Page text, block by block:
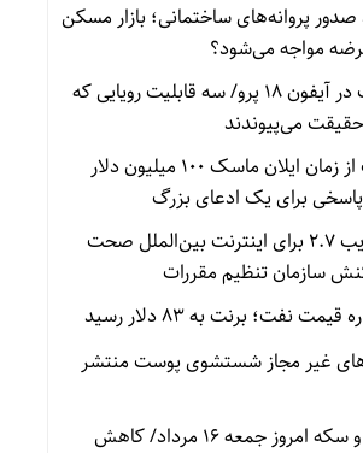
پروانه‌های ساختمانی؛ بازار مسکن
مواجه می‌شود؟
تحول بزرگ در آیفون ۱۸ پرو/ سه قابلیت رویایی که
حقیقت می‌پیوندند
یک ساعت از زمان ایلان ماسک ۱۰۰ میلیون دلار
برای یک ادعای بزرگ
اعمال ضریب ۲.۷ برای اینترنت بین‌الملل صحت
سازمان تنظیم مقررات
نفت؛ برنت به ۸۳ دلار رسید
غیر مجاز شستشوی پوست منتشر
قیمت طلا و سکه امروز جمعه ۱۶ مرداد/ کاهش